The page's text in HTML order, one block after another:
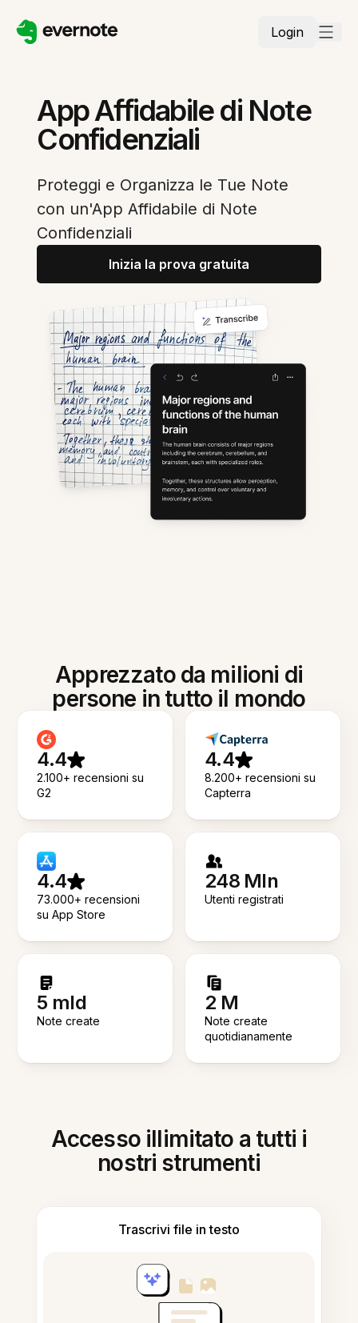
Login
App Affidabile di Note
Confidenziali
Proteggi e Organizza le Tue Note
con un'App Affidabile di Note
Confidenziali
Inizia la prova gratuita
Apprezzato da milioni di
persone in tutto il mondo
4.4
2.100+ recensioni su
G2
4.4
8.200+ recensioni su
Capterra
4.4
73.000+ recensioni
su App Store
248 Mln
Utenti registrati
5 mld
Note create
2 M
Note create
quotidianamente
Accesso illimitato a tutti i
nostri strumenti
Trascrivi file in testo